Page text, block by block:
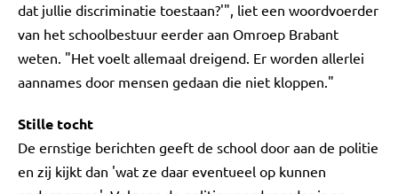
dat jullie discriminatie toestaan?'", liet een woordvoerder
van het schoolbestuur eerder aan Omroep Brabant
weten. "Het voelt allemaal dreigend. Er worden allerlei
aannames door mensen gedaan die niet kloppen."
Stille tocht
De ernstige berichten geeft de school door aan de politie
en zij kijkt dan 'wat ze daar eventueel op kunnen